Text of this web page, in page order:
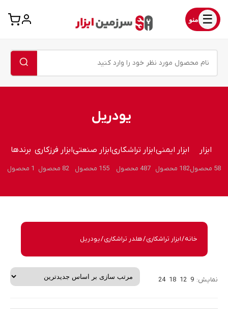
☰ منو
یودریل
ابزار
58 محصول
ابزار ایمنی
182 محصول
ابزار تراشکاری
487 محصول
ابزار صنعتی
155 محصول
ابزار فرزکاری
82 محصول
برندها
1 محصول
خانه/ابزار تراشکاری/هلدر تراشکاری/ یودریل
نمایش: 9
12
18
24